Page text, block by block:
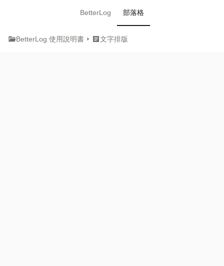
BetterLog 部落格
folder_openBetterLog 使用說明書 arrow_right article文字排版